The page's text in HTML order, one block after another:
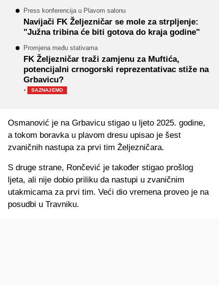
Press konferencija u Plavom salonu
Navijači FK Željezničar se mole za strpljenje:
"Južna tribina će biti gotova do kraja godine"
Promjena među stativama
FK Željezničar traži zamjenu za Muftića,
potencijalni crnogorski reprezentativac stiže na
Grbavicu?
· SAZNAJEMO
Osmanović je na Grbavicu stigao u ljeto 2025. godine,
a tokom boravka u plavom dresu upisao je šest
zvaničnih nastupa za prvi tim Željezničara.
S druge strane, Rončević je također stigao prošlog
ljeta, ali nije dobio priliku da nastupi u zvaničnim
utakmicama za prvi tim. Veći dio vremena proveo je na
posudbi u Travniku.